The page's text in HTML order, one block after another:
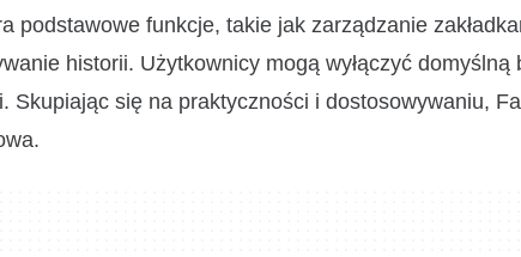
podstawowe funkcje, takie jak zarządzanie
historii. Użytkownicy mogą wyłączyć
Skupiając się na praktyczności i dostosowywaniu,